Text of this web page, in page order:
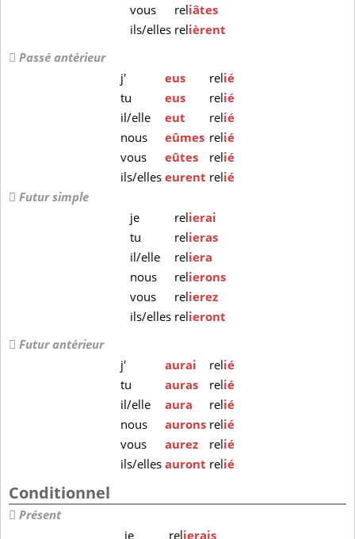
vous
reliâtes
ils/elles relièrent
Passé antérieur
j'
eus relié
tu
eus relié
il/elle
eut relié
nous
eûmes relié
vous
eûtes relié
ils/elleseurent relié
Futur simple
je
relierai
tu
relieras
il/elle
reliera
nous
relierons
vous
relierez
ils/elles relieront
Futur antérieur
j'
aurai relié
tu
auras relié
il/elle
aura relié
nous
aurons relié
vous
aurez relié
ils/ellesauront relié
Conditionnel
Présent
je
relierais